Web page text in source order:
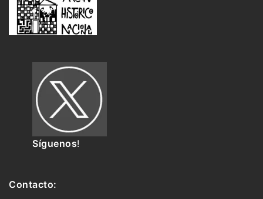
Síguenos!
Contacto: